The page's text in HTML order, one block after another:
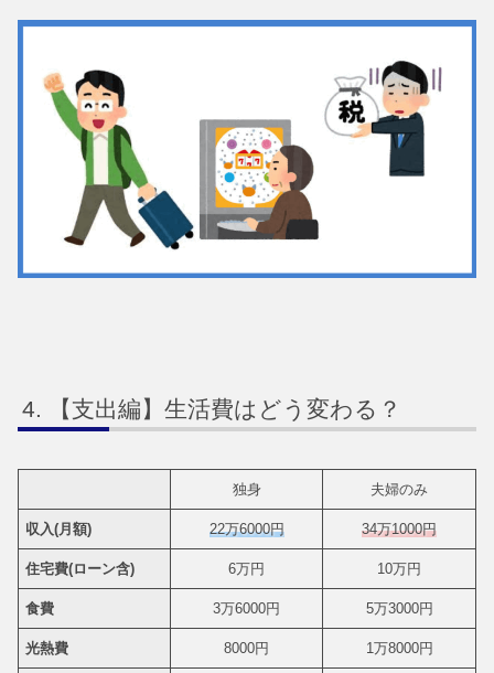
【支出編】生活費はどう変わる？
独身 夫婦のみ
収入(月額) 22万6000円 34万1000円
住宅費(ローン含) 6万円 10万円
食費 3万6000円 5万3000円
光熱費 8000円 1万8000円